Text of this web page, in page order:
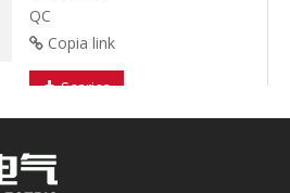
QC
Copia link
Scarica
Soluzione completa per la